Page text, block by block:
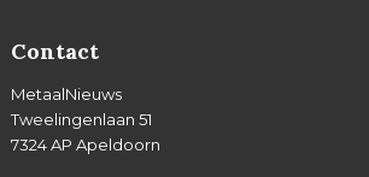
Contact
MetaalNieuws
Tweelingenlaan 51
7324 AP Apeldoorn